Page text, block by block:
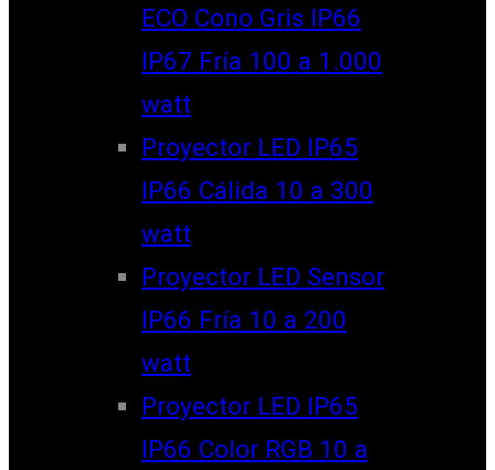
ECO Cono Gris IP66
IP67 Fría 100 a 1.000
watt
Proyector LED IP65
IP66 Cálida 10 a 300
watt
Proyector LED Sensor
IP66 Fría 10 a 200
watt
Proyector LED IP65
IP66 Color RGB 10 a